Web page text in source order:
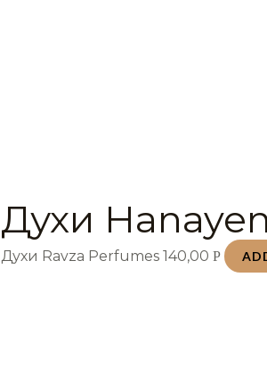
Духи
Духи Ravza Perfumes140,00Р